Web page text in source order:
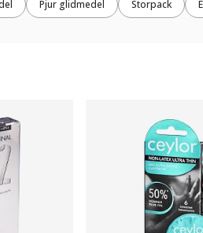
Pjur glidmedel Storpack